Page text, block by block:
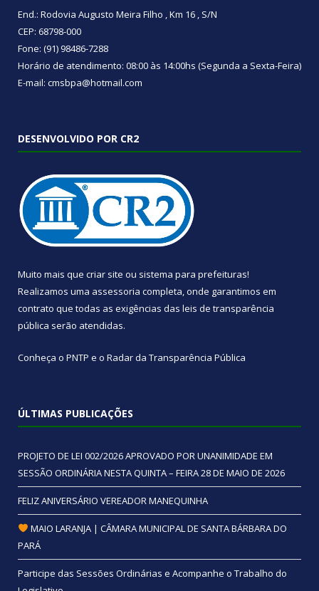
End.: Rodovia Augusto Meira Filho , Km 16 , S/N
CEP: 68798-000
Fone: (91) 98486-7288
Horário de atendimento: 08:00 às 14:00hs (Segunda a Sexta-Feira)
E-mail: cmsbpa@hotmail.com
DESENVOLVIDO POR CR2
Muito mais que criar site ou sistema para prefeituras!
Realizamos uma assessoria completa, onde garantimos em
contrato que todas as exigências das leis de transparência
pública serão atendidas.
Conheça o PNTP e o Radar da Transparência Pública
ÚLTIMAS PUBLICAÇÕES
PROJETO DE LEI 002/2026 APROVADO POR UNANIMIDADE EM
SESSÃO ORDINÁRIA NESTA QUINTA – FEIRA 28 DE MAIO DE 2026
FELIZ ANIVERSÁRIO VEREADOR MANEQUINHA
MAIO LARANJA | CÂMARA MUNICIPAL DE SANTA BÁRBARA DO
PARÁ
Participe das Sessões Ordinárias e Acompanhe o Trabalho do